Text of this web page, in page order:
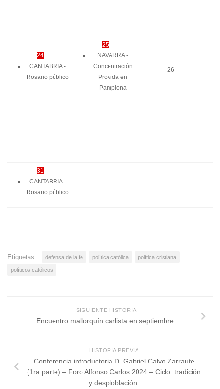
24
CANTABRIA -
Rosario público
25
NAVARRA -
Concentración
Provida en
Pamplona
26
31
CANTABRIA -
Rosario público
Etiquetas: defensa de la fe política católica política cristiana
políticos católicos
SIGUIENTE HISTORIA
Encuentro mallorquín carlista en septiembre.
HISTORIA PREVIA
Conferencia introductoria D. Gabriel Calvo Zarraute
(1ra parte) – Foro Alfonso Carlos 2024 – Ciclo: tradición
y desploblación.